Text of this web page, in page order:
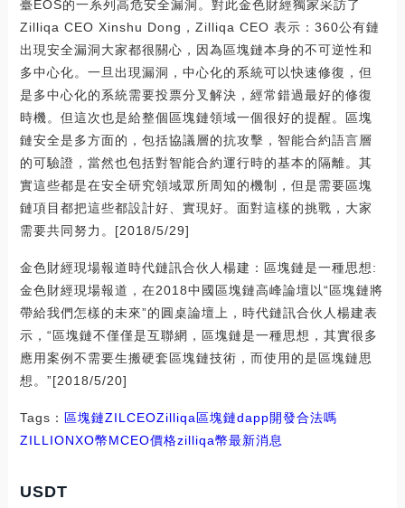
臺EOS的一系列高危安全漏洞。對此金色財經獨家采訪了
Zilliqa CEO Xinshu Dong，Zilliqa CEO 表示：360公有鏈
出現安全漏洞大家都很關心，因為區塊鏈本身的不可逆性和
多中心化。一旦出現漏洞，中心化的系統可以快速修復，但
是多中心化的系統需要投票分叉解決，經常錯過最好的修復
時機。但這次也是給整個區塊鏈領域一個很好的提醒。區塊
鏈安全是多方面的，包括協議層的抗攻擊，智能合約語言層
的可驗證，當然也包括對智能合約運行時的基本的隔離。其
實這些都是在安全研究領域眾所周知的機制，但是需要區塊
鏈項目都把這些都設計好、實現好。面對這樣的挑戰，大家
需要共同努力。[2018/5/29]
金色財經現場報道時代鏈訊合伙人楊建：區塊鏈是一種思想:
金色財經現場報道，在2018中國區塊鏈高峰論壇以“區塊鏈將
帶給我們怎樣的未來”的圓桌論壇上，時代鏈訊合伙人楊建表
示，“區塊鏈不僅僅是互聯網，區塊鏈是一種思想，其實很多
應用案例不需要生搬硬套區塊鏈技術，而使用的是區塊鏈思
想。”[2018/5/20]
Tags： 區塊鏈ZIL CEOZilliqa 區塊鏈dapp開發合法嗎
ZILLIONXO幣MCEO價格zilliqa幣最新消息
USDT